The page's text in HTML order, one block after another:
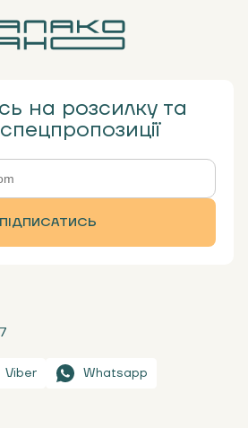
Viber Whatsapp
на розсилку та
ПІДПИСАТИСЬ